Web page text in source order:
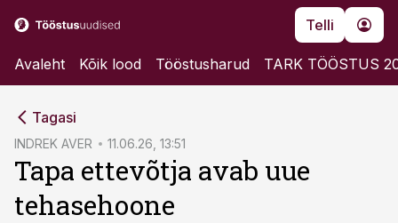
Telli
Avaleht Kõik lood Tööstusharud TARK TÖÖSTUS
Tagasi
INDREK AVER 11.06.26, 13:51
Tapa ettevõtja avab uue
tehasehoone